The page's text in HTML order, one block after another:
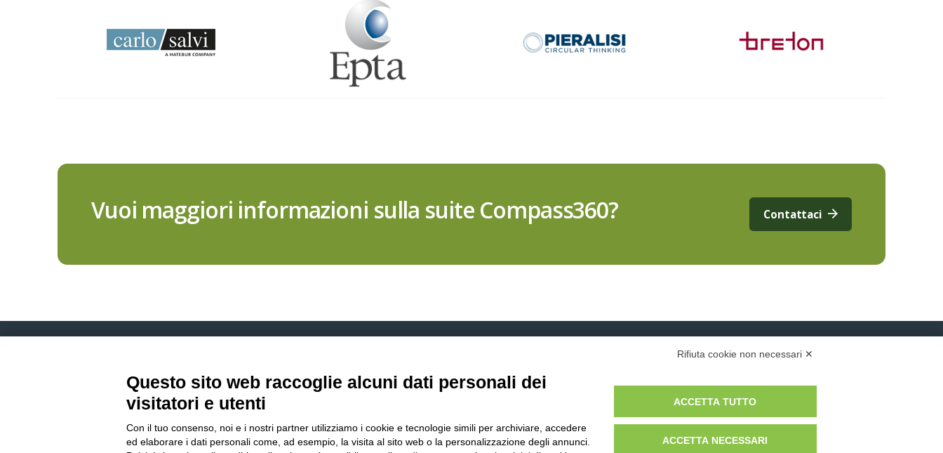
Vuoi maggiori informazioni sulla suite Compass360? Contattaci
AZIENDA
Settori
Storie di successo
COMPASS360
Pianificazione strategica e
ottimizzazione costi
CONTATTI
42124 Reggio nell’Emilia (RE)
Rifiuta cookie non necessari ✕
Questo sito web raccoglie alcuni dati personali dei
visitatori e utenti
Con il tuo consenso, noi e i nostri partner utilizziamo i cookie e tecnologie simili per archiviare, accedere
ed elaborare i dati personali come, ad esempio, la visita al sito web o la personalizzazione degli annunci.
ACCETTA TUTTO
ACCETTA NECESSARI